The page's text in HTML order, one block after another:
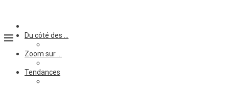
Du côté des …
Zoom sur …
Tendances